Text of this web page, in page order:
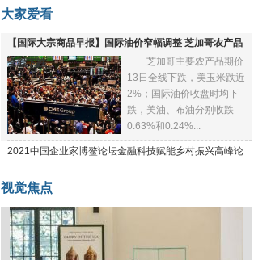
大家爱看
【国际大宗商品早报】国际油价窄幅调整 芝加哥农产品
全线下跌
芝加哥主要农产品期价
13日全线下跌，美玉米跌近
2%；国际油价收盘时均下
跌，美油、布油分别收跌
0.63%和0.24%...
2021中国企业家博鳌论坛金融科技赋能乡村振兴高峰论
视觉焦点